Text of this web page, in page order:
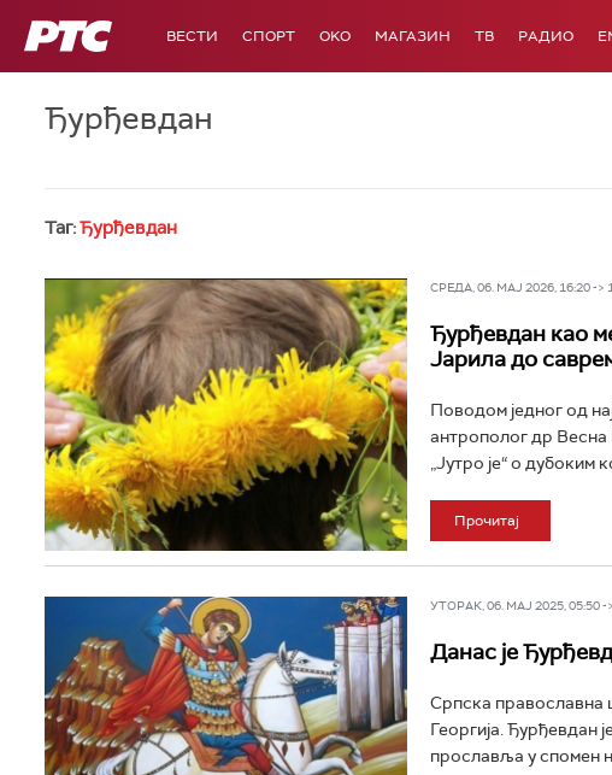
РТС ВЕСТИ СПОРТ OKO МАГАЗИН ТВ РАДИО
Ђурђевдан
Таг:Ђурђевдан
СРЕДА, 06. МАЈ 2026, 16:20 ->
Ђурђевдан као
Јарила до
Поводом једног од
антрополог др Весна
„Јутро је“ о дубоким
Прочитај
УТОРАК, 06. МАЈ 2025, 05:50 -
Данас је
Српска православна
Георгија. Ђурђевдан
прославља у спомен